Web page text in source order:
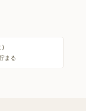
まる